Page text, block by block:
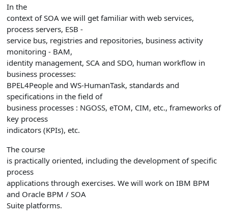
In the
context of SOA we will get familiar with web services,
process servers, ESB -
service bus, registries and repositories, business activity
monitoring - BAM,
identity management, SCA and SDO, human workflow in
business processes:
BPEL4People and WS-HumanTask, standards and
specifications in the field of
business processes : NGOSS, eTOM, CIM, etc., frameworks of
key process
indicators (KPIs), etc.
The course
is practically oriented, including the development of specific
process
applications through exercises. We will work on IBM BPM
and Oracle BPM / SOA
Suite platforms.